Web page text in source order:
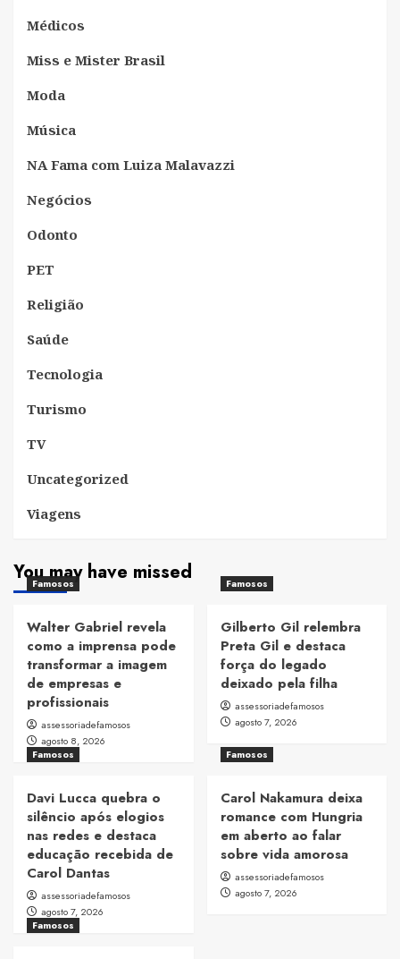
Médicos
Miss e Mister Brasil
Moda
Música
NA Fama com Luiza Malavazzi
Negócios
Odonto
PET
Religião
Saúde
Tecnologia
Turismo
TV
Uncategorized
Viagens
You may have missed
Famosos
Walter Gabriel revela
como a imprensa pode
transformar a imagem
de empresas e
profissionais
assessoriadefamosos
agosto 8, 2026
Famosos
Gilberto Gil relembra
Preta Gil e destaca
força do legado
deixado pela filha
assessoriadefamosos
agosto 7, 2026
Famosos
Davi Lucca quebra o
silêncio após elogios
nas redes e destaca
educação recebida de
Carol Dantas
assessoriadefamosos
agosto 7, 2026
Famosos
Carol Nakamura deixa
romance com Hungria
em aberto ao falar
sobre vida amorosa
assessoriadefamosos
agosto 7, 2026
Famosos